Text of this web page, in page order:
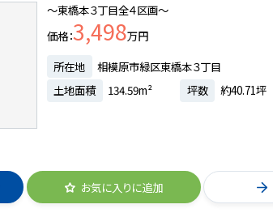
～東橋本３丁目全４区画～
価格 3,498万円
所在地
相模原市緑区東橋本３丁目
土地面積
134.59m² 坪数 約40.71坪
お気に入りに追加